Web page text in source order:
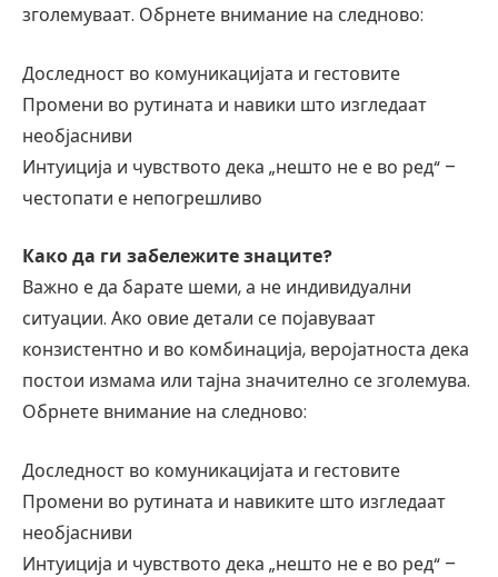
зголемуваат. Обрнете внимание на следново:
Доследност во комуникацијата и гестовите
Промени во рутината и навики што изгледаат
необјасниви
Интуиција и чувството дека „нешто не е во ред“ –
честопати е непогрешливо
Како да ги забележите знаците?
Важно е да барате шеми, а не индивидуални
ситуации. Ако овие детали се појавуваат
конзистентно и во комбинација, веројатноста дека
постои измама или тајна значително се зголемува.
Обрнете внимание на следново:
Доследност во комуникацијата и гестовите
Промени во рутината и навиките што изгледаат
необјасниви
Интуиција и чувството дека „нешто не е во ред“ –